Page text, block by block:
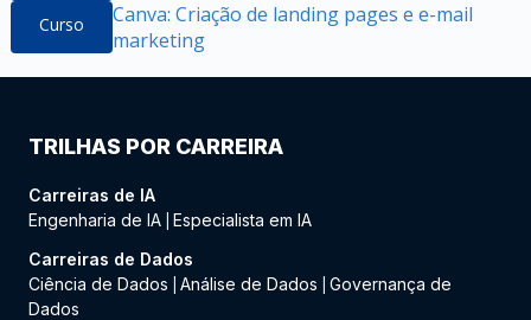
Curso
Canva: Criação de landing pages e e-mail
marketing
TRILHAS POR CARREIRA
Carreiras de IA
Engenharia de IA Especialista em IA
Carreiras de Dados
Ciência de Dados
Análise de Dados
Governança de
Dados